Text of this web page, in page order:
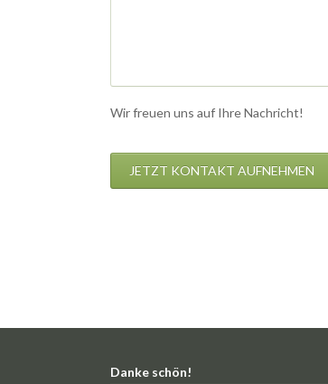
Wir freuen uns auf Ihre Nachricht!
JETZT KONTAKT AUFNEHMEN
Danke schön!